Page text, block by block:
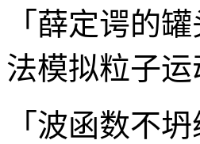
「薛定谔的
法模拟粒子
「波函数不